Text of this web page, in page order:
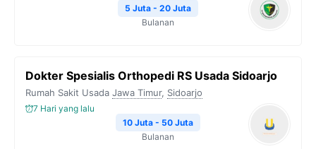
5 Juta - 20 Juta
Bulanan
Dokter Spesialis Orthopedi RS Usada Sidoarjo
Rumah Sakit Usada Jawa Timur, Sidoarjo
7 Hari yang lalu
10 Juta - 50 Juta
Bulanan